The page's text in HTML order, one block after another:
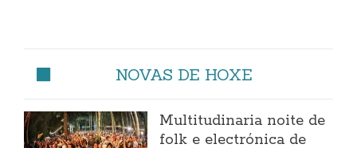
NOVAS DE HOXE
Multitudinaria noite de
folk e electrónica de